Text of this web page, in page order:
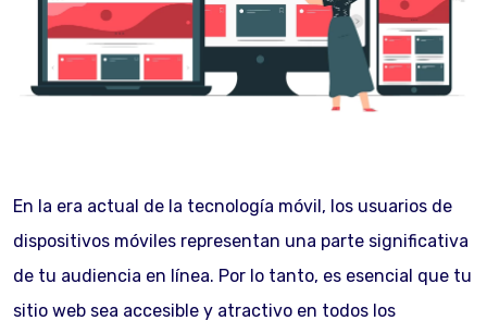
En la era actual de la tecnología móvil, los usuarios de
dispositivos móviles representan una parte significativa
de tu audiencia en línea. Por lo tanto, es esencial que tu
sitio web sea accesible y atractivo en todos los